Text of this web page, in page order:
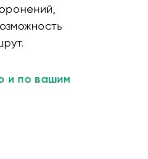
и по вашим